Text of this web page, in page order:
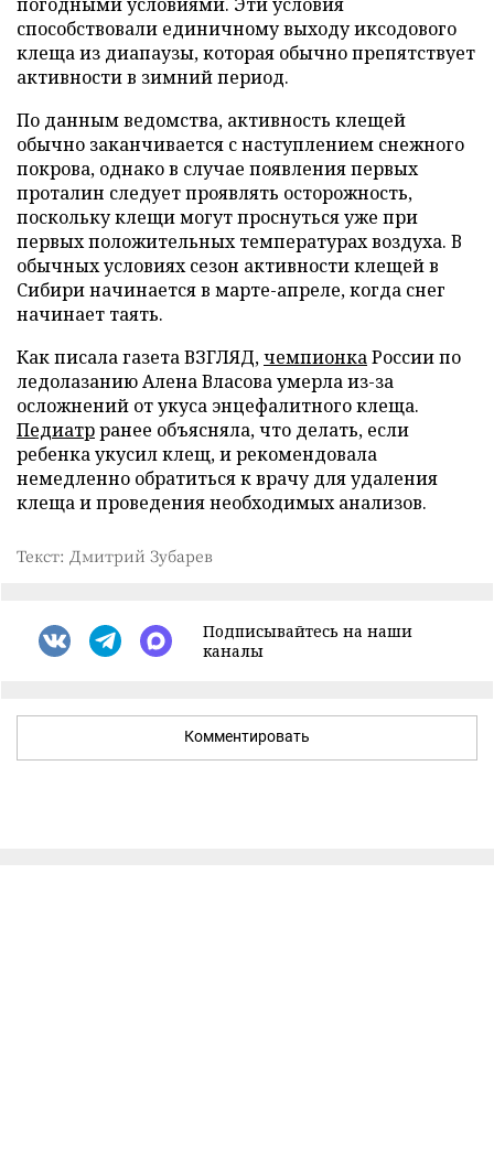
способствовали единичному выходу иксодового
клеща из диапаузы, которая обычно препятствует
активности в зимний период.
По данным ведомства, активность клещей
обычно заканчивается с наступлением снежного
покрова, однако в случае появления первых
проталин следует проявлять осторожность,
поскольку клещи могут проснуться уже при
первых положительных температурах воздуха. В
обычных условиях сезон активности клещей в
Сибири начинается в марте-апреле, когда снег
начинает таять.
Как писала газета ВЗГЛЯД,чемпионкаРоссии по
ледолазанию Алена Власова умерла из-за
осложнений от укуса энцефалитного клеща.
Педиатрранее объясняла, что делать, если
ребенка укусил клещ, и рекомендовала
немедленно обратиться к врачу для удаления
клеща и проведения необходимых анализов.
Текст: Дмитрий Зубарев
Подписывайтесь на наши
каналы
Комментировать